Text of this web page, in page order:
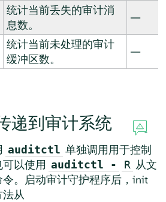
统计当前丢失的审计消
息数。
—
统计当前未处理的审计
缓冲区数。
—
递到审计系统
auditctl 单独调用用于控制
以使用 auditctl - R 从文
。启动审计守护程序后，init
从